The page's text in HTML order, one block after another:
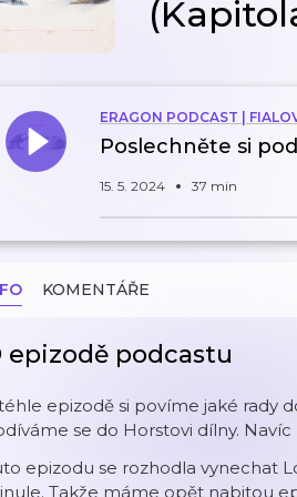
ERAGON PODCAST |
Poslechněte si
15. 5. 2024 37 min
KOMENTÁŘE
epizodě podcastu
epizodě si povíme jaké rady
se do Horstovi dílny.
epizodu se rozhodla vynechat
Takže máme opět nabitou